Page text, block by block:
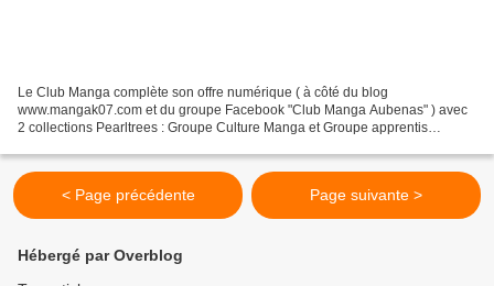
Le Club Manga complète son offre numérique ( à côté du blog
www.mangak07.com et du groupe Facebook "Club Manga Aubenas" ) avec
2 collections Pearltrees : Groupe Culture Manga et Groupe apprentis
< Page précédente Page suivante >
Hébergé par Overblog